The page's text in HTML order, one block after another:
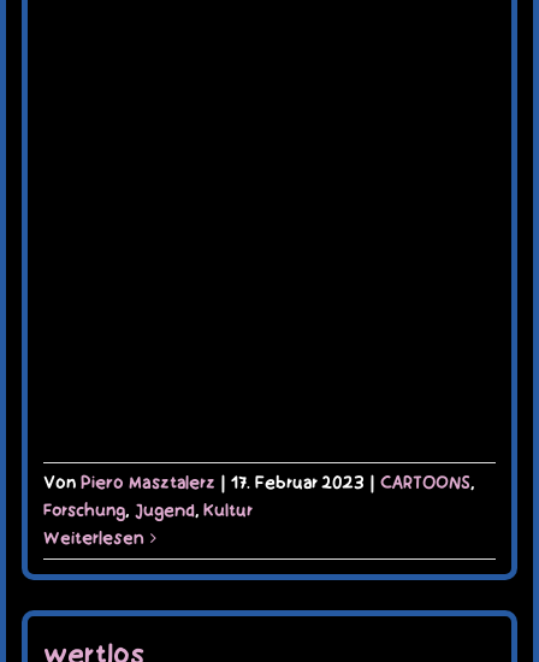
Von Piero Masztalerz | 17. Februar 2023 | CARTOONS,
Forschung, Jugend, Kultur
Weiterlesen